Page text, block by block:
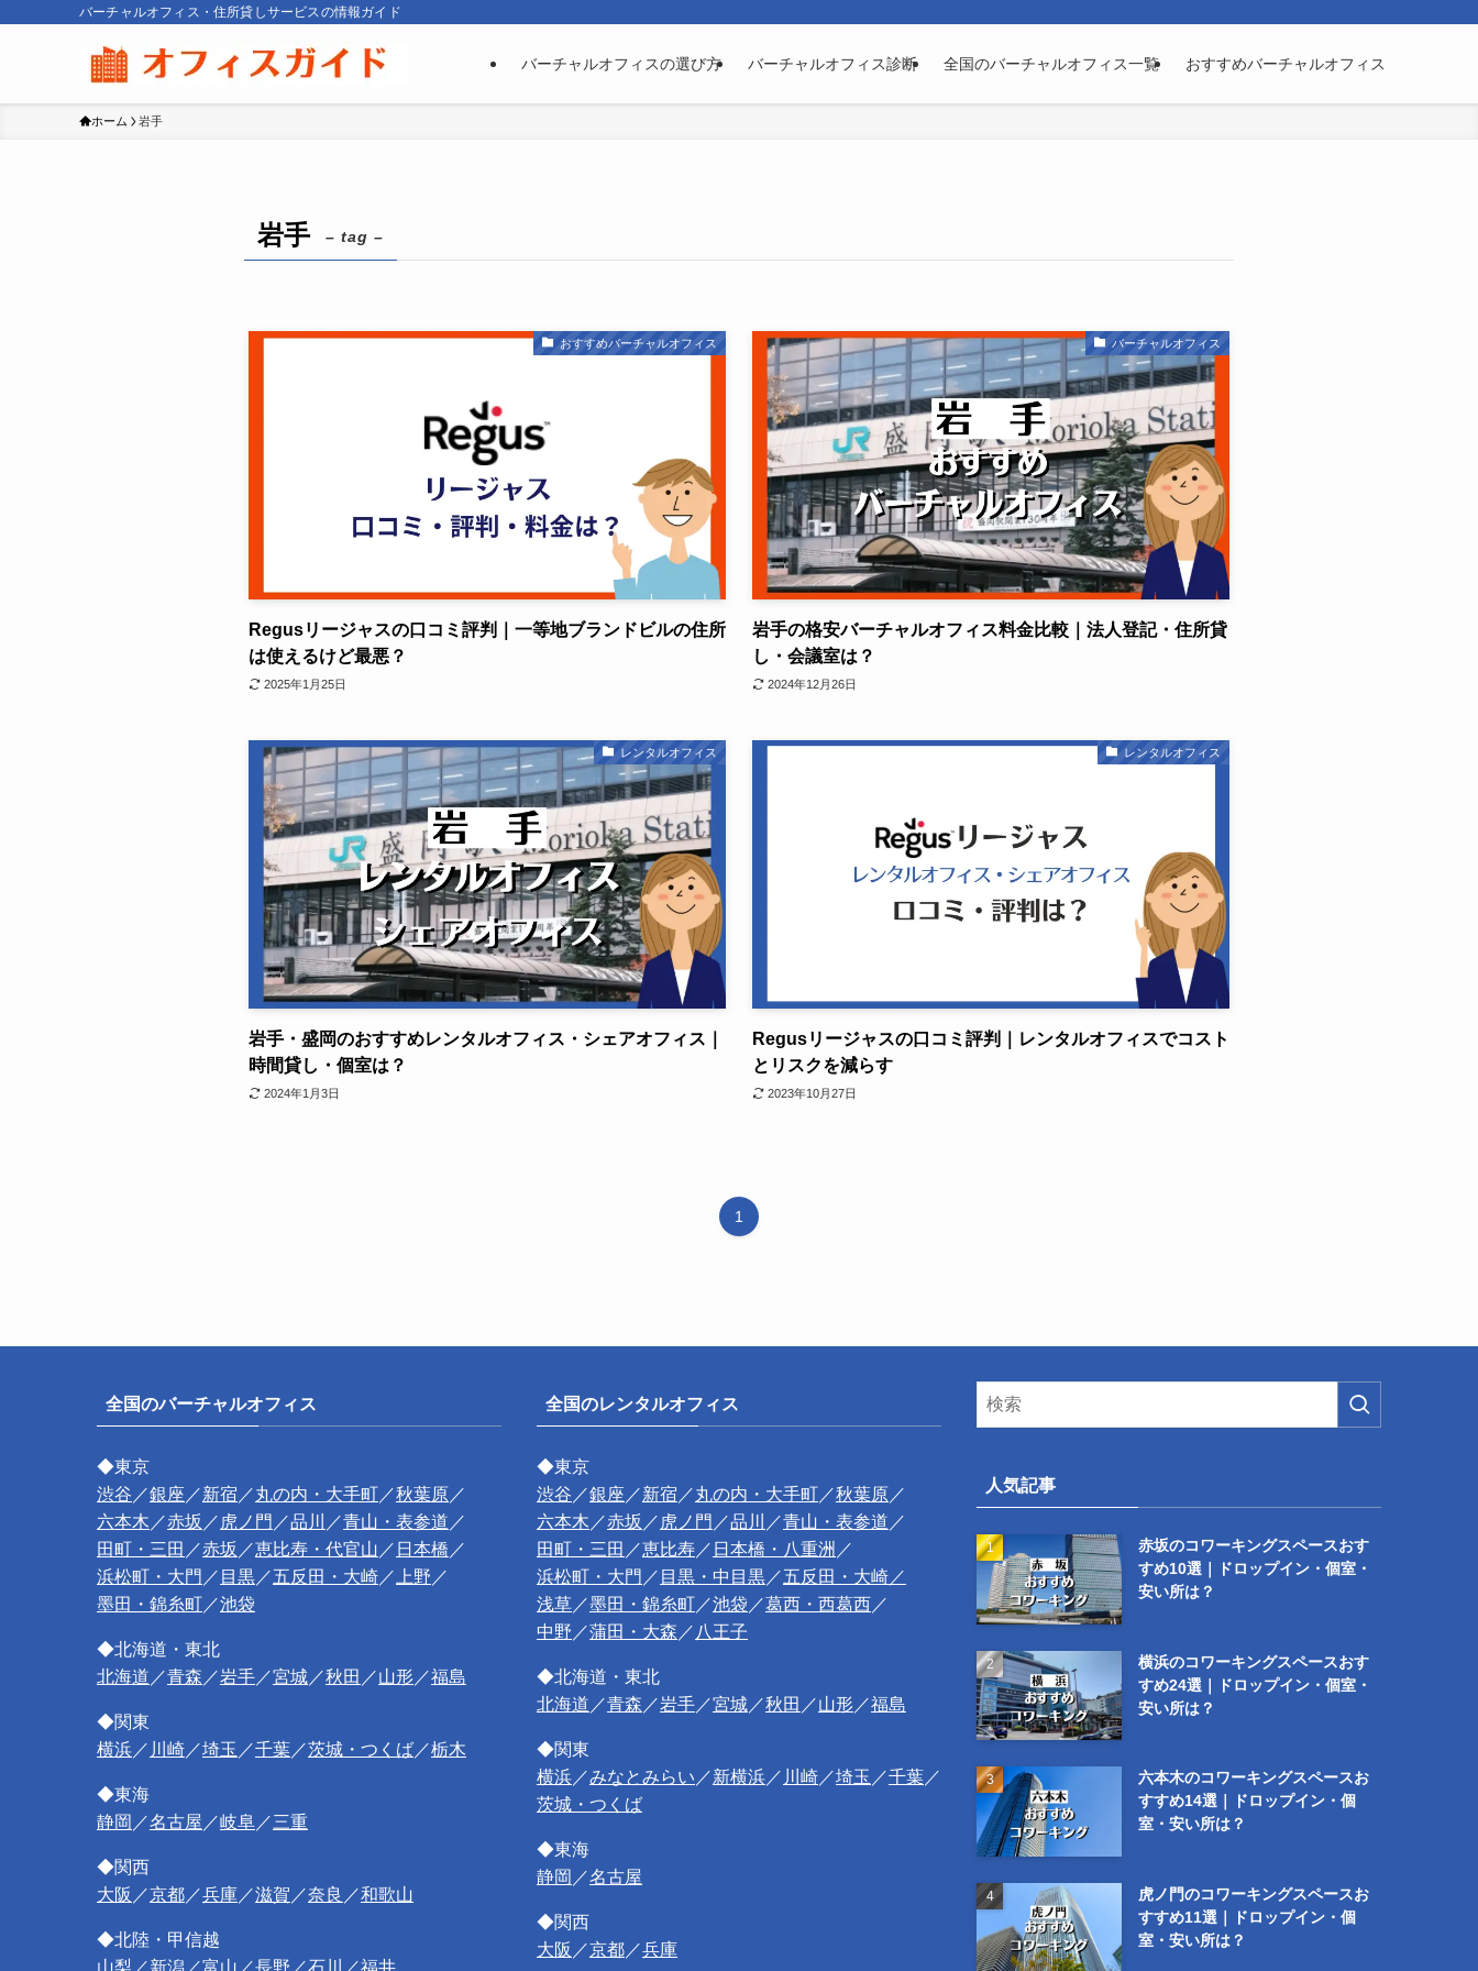
バーチャルオフィス・住所貸しサービスの情報ガイド
バーチャルオフィスの選び方 バーチャルオフィス診断 全国のバーチャルオフィス一覧 おすすめバーチャルオフィス
ホーム 岩手
岩手 – tag –
おすすめバーチャルオフィス
Regusリージャスの口コミ評判｜一等地ブランドビルの住所
は使えるけど最悪？
2025年1月25日
バーチャルオフィス
岩手の格安バーチャルオフィス料金比較｜法人登記・住所貸
し・会議室は？
2024年12月26日
レンタルオフィス
岩手・盛岡のおすすめレンタルオフィス・シェアオフィス｜
時間貸し・個室は？
2024年1月3日
レンタルオフィス
Regusリージャスの口コミ評判｜レンタルオフィスでコスト
とリスクを減らす
2023年10月27日
1
全国のバーチャルオフィス
◆東京
渋谷 ／銀座 ／新宿 ／丸の内・大手町 ／秋葉原 ／
六本木 ／赤坂 ／ 虎ノ門 ／品川 ／青山・表参道 ／
田町・三田 ／赤坂 ／恵比寿・代官山 ／ 日本橋 ／
浜松町・大門 ／ 目黒 ／五反田・大崎 ／ 上野 ／
墨田・錦糸町 ／池袋
◆北海道・東北
北海道 ／青森 ／岩手 ／宮城 ／秋田 ／山形 ／福島
◆関東
横浜 ／ 川崎 ／埼玉 ／千葉 ／茨城・つくば ／栃木
◆東海
静岡 ／名古屋 ／岐阜 ／三重
◆関西
大阪 ／京都 ／兵庫 ／滋賀 ／奈良 ／和歌山
◆北陸・甲信越
山梨 ／新潟 ／富山 ／長野 ／石川 ／福井
全国のレンタルオフィス
◆東京
渋谷 ／銀座 ／新宿 ／丸の内・大手町 ／秋葉原 ／
六本木 ／赤坂 ／ 虎ノ門 ／品川 ／青山・表参道 ／
田町・三田 ／恵比寿 ／ 日本橋・八重洲 ／
浜松町・大門 ／ 目黒・中目黒 ／五反田・大崎／
浅草 ／墨田・錦糸町 ／池袋 ／葛西・西葛西 ／
中野 ／蒲田・大森 ／ 八王子
◆北海道・東北
北海道 ／青森 ／岩手 ／宮城 ／秋田 ／山形 ／福島
◆関東
横浜 ／みなとみらい ／新横浜 ／ 川崎 ／埼玉 ／千葉 ／
茨城・つくば
◆東海
静岡 ／名古屋
◆関西
大阪 ／京都 ／兵庫
人気記事
赤坂のコワーキングスペースおす
すめ10選｜ドロップイン・個室・
安い所は？
横浜のコワーキングスペースおす
すめ24選｜ドロップイン・個室・
安い所は？
六本木のコワーキングスペースお
すすめ14選｜ドロップイン・個
室・安い所は？
虎ノ門のコワーキングスペースお
すすめ11選｜ドロップイン・個
室・安い所は？